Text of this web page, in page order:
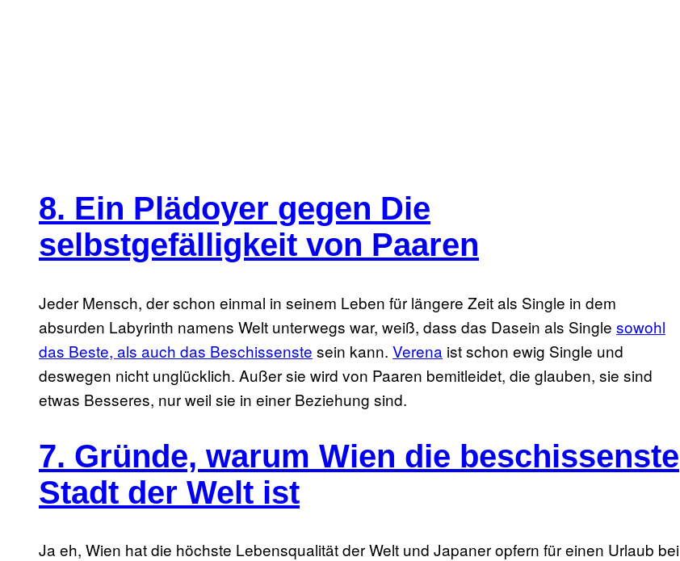
8. Ein Plädoyer gegen Die
selbstgefälligkeit von Paaren
Jeder Mensch, der schon einmal in seinem Leben für längere Zeit als Single in dem
absurden Labyrinth namens Welt unterwegs war, weiß, dass das Dasein als Single sowohl
das Beste, als auch das Beschissenste sein kann. Verena ist schon ewig Single und
deswegen nicht unglücklich. Außer sie wird von Paaren bemitleidet, die glauben, sie sind
etwas Besseres, nur weil sie in einer Beziehung sind.
7. Gründe, warum Wien die beschissenste
Stadt der Welt ist
Ja eh, Wien hat die höchste Lebensqualität der Welt und Japaner opfern für einen Urlaub bei